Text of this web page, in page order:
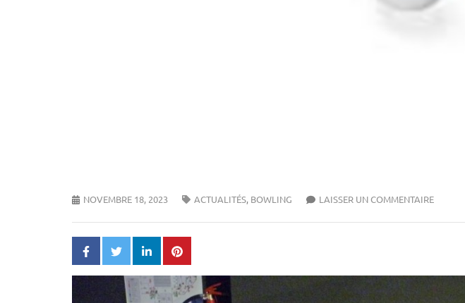
NOVEMBRE 18, 2023 ACTUALITÉS, BOWLING LAISSER UN COMMENTAIRE